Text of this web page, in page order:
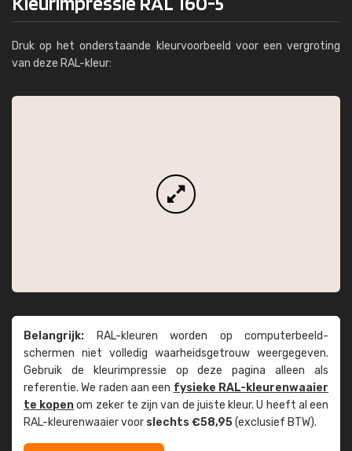
Druk op het onderstaande kleurvoorbeeld voor een vergroting
van deze RAL-kleur:
Belangrijk: RAL-kleuren worden op computer­beeld­
schermen niet volledig waarheids­­getrouw weer­gegeven.
Gebruik de kleur­impressie op deze pagina alleen als
referentie. We raden aan een fysieke RAL-kleuren­waaier
te kopenom zeker te zijn van de juiste kleur. U heeft al een
RAL-kleuren­waaier voor slechts €58,95(exclusief BTW).